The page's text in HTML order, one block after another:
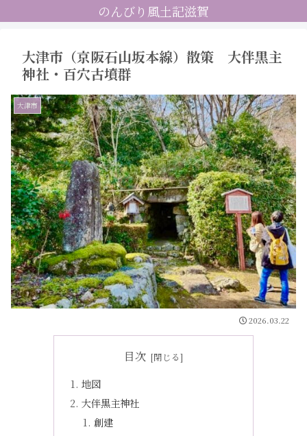
のんびり風土記滋賀
大津市（京阪石山坂本線）散策 大伴黒主
神社・百穴古墳群
大津市
2026.03.22
目次
地図
大伴黒主神社
創建